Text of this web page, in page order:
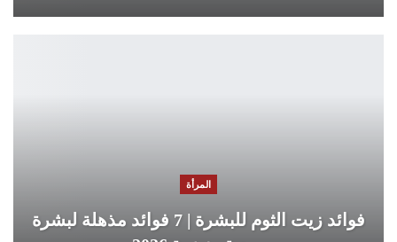
المرأة
فوائد زيت الثوم للبشرة | 7 فوائد مذهلة لبشرة